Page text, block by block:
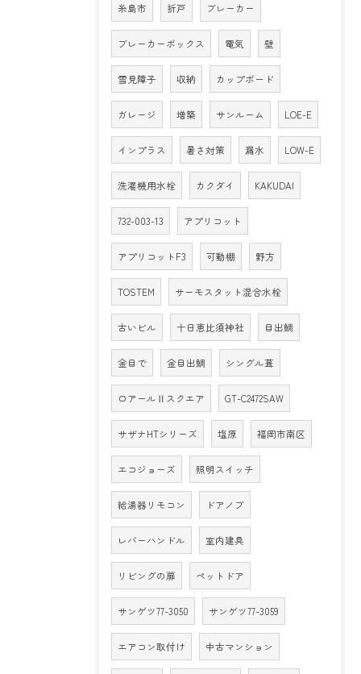
糸島市 折戸 ブレーカー
ブレーカーボックス 電気 壁
雪見障子 収納 カップボード
ガレージ 増築 サンルーム LOE-E
インプラス 暑さ対策 漏水 LOW-E
洗濯機用水栓 カクダイ KAKUDAI
732-003-13 アプリコット
アプリコットF3 可動棚 野方
TOSTEM サーモスタット混合水栓
古いビル 十日恵比須神社 目出鯛
金目で 金目出鯛 シングル葺
ロアールⅡスクエア GT-C2472SAW
サザナHTシリーズ 塩原 福岡市南区
エコジョーズ 照明スイッチ
給湯器リモコン ドアノブ
レバーハンドル 室内建具
リビングの扉 ペットドア
サンゲツ77-3050 サンゲツ77-3059
エアコン取付け 中古マンション